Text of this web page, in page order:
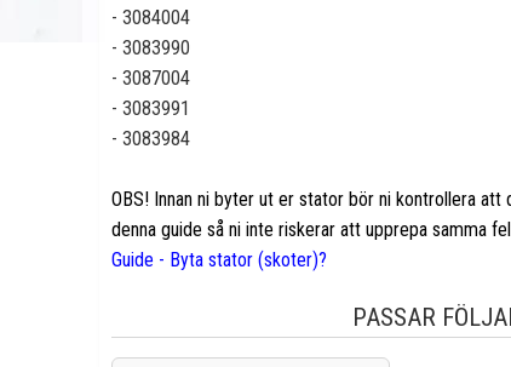
- 3084004
- 3083990
- 3087004
- 3083991
- 3083984
OBS! Innan ni byter ut er stator bör ni kontrollera
denna guide så ni inte riskerar att upprepa samma
Guide - Byta stator (skoter)?
PASSAR